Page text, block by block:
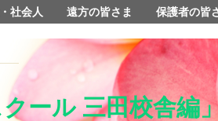
社会人 遠方の皆さま 保護者の皆
ール 三田校舎編